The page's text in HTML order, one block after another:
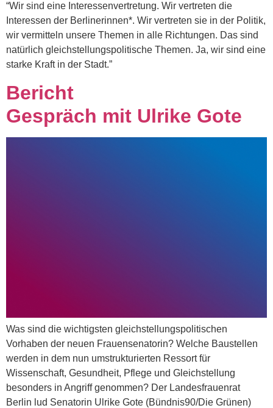
“Wir sind eine Interessenvertretung. Wir vertreten die
Interessen der Berlinerinnen*. Wir vertreten sie in der Politik,
wir vermitteln unsere Themen in alle Richtungen. Das sind
natürlich gleichstellungspolitische Themen. Ja, wir sind eine
starke Kraft in der Stadt.”
Bericht
Gespräch mit Ulrike Gote
Was sind die wichtigsten gleichstellungspolitischen
Vorhaben der neuen Frauensenatorin? Welche Baustellen
werden in dem nun umstrukturierten Ressort für
Wissenschaft, Gesundheit, Pflege und Gleichstellung
besonders in Angriff genommen? Der Landesfrauenrat
Berlin lud Senatorin Ulrike Gote (Bündnis90/Die Grünen)